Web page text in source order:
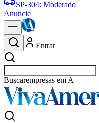
SP-304: Moderado
Anuncie
Entrar
Buscarempresas em Americana